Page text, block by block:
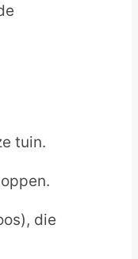
tuin.
die